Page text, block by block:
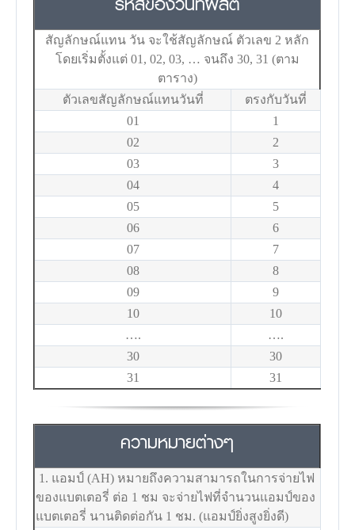
สัญลักษณ์แทน วัน จะใช้สัญลักษณ์ ตัวเลข 2 หลัก
โดยเริ่มตั้งแต่ 01, 02, 03, … จนถึง 30, 31 (ตาม
ตาราง)
ตัวเลขสัญลักษณ์แทนวันที่
ตรงกับวันที่
01
1
02
2
03
3
04
4
05
5
06
6
07
7
08
8
09
9
10
10
….
….
30
30
31
31
ความหมายต่างๆ
1. แอมป์ (AH) หมายถึงความสามารถในการจ่ายไฟ
ของแบตเตอรี่ ต่อ 1 ชม จะจ่ายไฟที่จำนวนแอมป์ของ
แบตเตอรี่ นานติดต่อกัน 1 ชม. (แอมป์ยิ่งสูงยิ่งดี)